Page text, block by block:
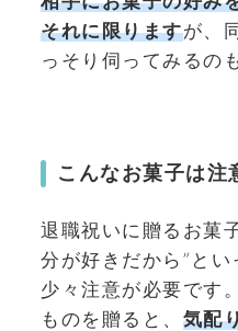
それに限りますが、
っそり伺ってみるの
こんなお菓子は注
退職祝いに贈るお菓
分が好きだから”と
少々注意が必要です
ものを贈ると、 気配